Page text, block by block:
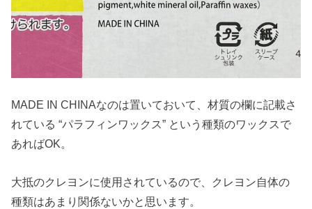
MADE IN CHINAなのは置いておいて、材質の欄に記載さ
れている “パラフィンワックス” という種類のワックスで
あればOK。
大抵のクレヨンに使用されているので、クレヨン自体の
種類はあまり関係ないかと思います。